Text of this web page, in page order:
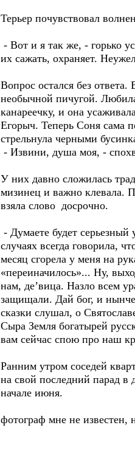
Терьер почувствовал
- Вот и я так же, - горько
их сажать, охраняет.
Вопрос остался без
необычной пичугой.
канареечку, и она
Егорыч. Теперь Соня сама
стрельнула черными
- Извини, душа моя, -
У них давно сложилась
мизинец и важно клевала.
взяла слово досрочно.
- Думаете будет
случаях всегда говорила,
месяц сгорела у меня на
«переиначилось»... Ну,
нам, де’вица. Назло всем
защищали. Дай бог, и
сказки слушал, о
Сыра Земля богатырей
вам сейчас спою про наш
Ранним утром соседей
на свой последний парад в
начале июня.
фотограф мне не известен,